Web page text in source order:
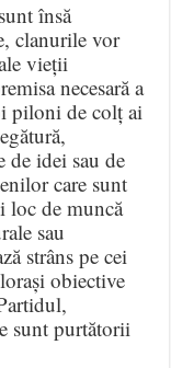
însă
clanurile vor
vieții
necesară a
piloni de colț ai
de idei sau de
care sunt
loc de muncă
sau
strâns pe cei
obiective
sunt purtătorii